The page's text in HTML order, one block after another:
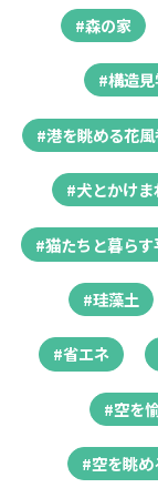
#森の家
#構造
#港を眺める花
#犬とかけ
#猫たちと暮ら
#珪藻土
#省エネ
#空を
#空を眺め